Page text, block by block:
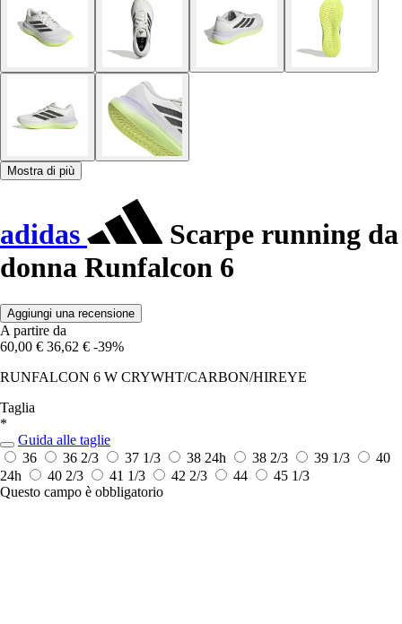
Mostra di più
adidas
Scarpe running da
donna Runfalcon 6
Aggiungi una recensione
A partire da
60,00 € 36,62 € -39%
RUNFALCON 6 W CRYWHT/CARBON/HIREYE
Taglia
*
Guida alle taglie
36
36 2/3 37 1/3 38 24h 38 2/3 39 1/3
40
24h
40 2/3 41 1/3 42 2/3 44
45 1/3
Questo campo è obbligatorio